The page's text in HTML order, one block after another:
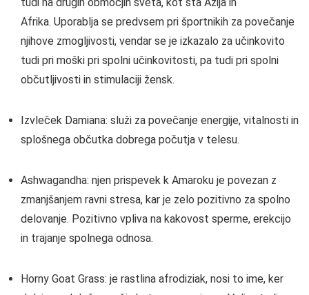
Afrika. Uporablja se predvsem pri športnikih za povečanje
njihove zmogljivosti, vendar se je izkazalo za učinkovito
tudi pri moški pri spolni učinkovitosti, pa tudi pri spolni
občutljivosti in stimulaciji žensk.
Izvleček Damiana: služi za povečanje energije, vitalnosti in
splošnega občutka dobrega počutja v telesu.
Ashwagandha: njen prispevek k Amaroku je povezan z
zmanjšanjem ravni stresa, kar je zelo pozitivno za spolno
delovanje. Pozitivno vpliva na kakovost sperme, erekcijo
in trajanje spolnega odnosa.
Horny Goat Grass: je rastlina afrodiziak, nosi to ime, ker